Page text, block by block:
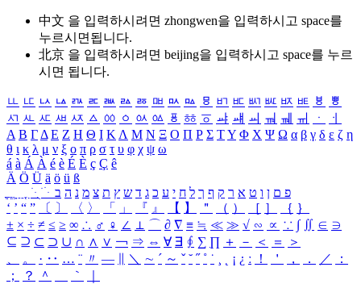
中文 을 입력하시려면 zhongwen을 입력하시고 space를
누르시면됩니다.
北京 을 입력하시려면 beijing을 입력하시고 space를 누르
시면 됩니다.
ㅥ ㅦ ㅧ ㅨ ㅩ ㅪ ㅫ ㅬ ㅭ ㅮ ㅯ ㅰ ㅱ ㅲ ㅳ ㅴ ㅵ ㅶ ㅷ ㅸ
ㅹ
ㅺ ㅻ ㅼ ㅽ ㅾ ㅿ ㆀ ㆁ ㆂ ㆃ ㆄ ㆅ ㆆ ㆇ ㆈ ㆉ ㆊ ㆋ ㆌ ㆍ
ㆎ
Α Β ΓΔ Ε Ζ Η Θ Ι ΚΛ Μ Ν Ξ Ο Π Ρ Σ ΤΥ Φ Χ Ψ Ω α β γ δ ε ζ η
θ ι κ λ μ ν ξ ο π ρ σ τ υ φ χ ψ ω
á à Á À é è É È ç Ç ê
Ä Ö Ü ä ö ü ß
ִֶֹ ֻּ ׁׂ פ ם ן ו ט א ר ק ף ך ל ח י ע כ ג ד ש ץ ת צ מ נ ה ב
‘ ’ “ ” 〔 〕 〈 〉 「 」 『 』 【 】 ＂ （ ） ［ ］ ｛ ｝
± × ÷ ≠ ≤ ≥ ∞ ∴ ♂ ♀ ∠ ⊥ ⌒ ∂ ∇ ≡ ≒ ≪ ≫ √ ∽ ∝ ∵ ∫ ∬ ∈ ∋
⊆ ⊇ ⊂ ⊃ ∪ ∩ ∧ ∨ ￢ ⇒ ⇔ ∀ ∃ ∮ ∑ ∏ ＋ － ＜ ＝
＞
、
。 · ‥ … ¨ 〃 ― ＼ ∼ ´ ～ ˇ ˘ ˝ ˚ ˙ ¸ ¡ ¿ ː ！ ＇ ， ． ／
：
；
？ ＾ ｀